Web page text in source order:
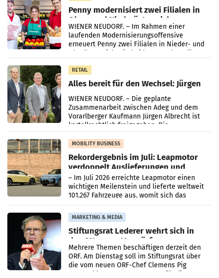
Penny modernisiert zwei Filialen in
Ober- und Niederösterreich
WIENER NEUDORF. – Im Rahmen einer
laufenden Modernisierungsoffensive
erneuert Penny zwei Filialen in Nieder- und
Oberösterreich. Die beiden Standorte liegen
RETAIL
Alles bereit für den Wechsel: Jürgen
Albrecht setzt ab 1.1.2027 auf Adeg
WIENER NEUDORF. – Die geplante
Zusammenarbeit zwischen Adeg und dem
Vorarlberger Kaufmann Jürgen Albrecht ist
kartellrechtlich freigegeben: Die
Bundeswettbewerbsbehörde und der
Bundeskartellanwalt
MOBILITY BUSINESS
Rekordergebnis im Juli: Leapmotor
verdoppelt Auslieferungen und
überschreitet die 100.000er-Marke
– Im Juli 2026 erreichte Leapmotor einen
wichtigen Meilenstein und lieferte weltweit
101.267 Fahrzeuge aus, womit sich das
Ergebnis gegenüber Juli 2025 mehr als
verdoppelte (+102
MARKETING & MEDIA
Stiftungsrat Lederer wehrt sich in
den SN gegen Vorwürfe
Mehrere Themen beschäftigen derzeit den
ORF. Am Dienstag soll im Stiftungsrat über
die vom neuen ORF-Chef Clemens Pig
vorgeschlagenen Besetzungen für die